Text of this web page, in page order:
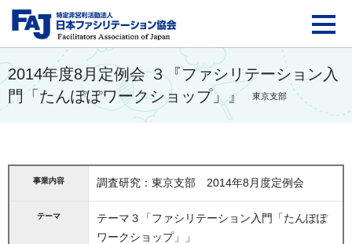
FAJ：特定非営利活動
2014年度8月定例会 ３『ファシリテーション入
門「たんぽぽワークショップ」』
東京支部
事業内容 調査研究：東京支部 2014年8月度定例会
テーマ
テーマ３「ファシリテーション入門「たんぽぽ
ワークショップ」」